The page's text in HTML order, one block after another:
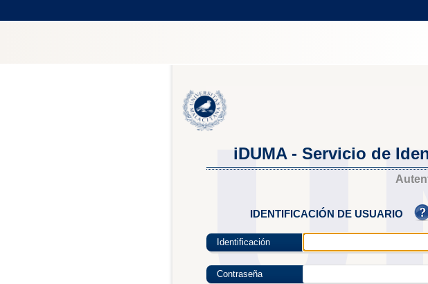
iDUMA - Servicio de
IDENTIFICACIÓN DE USUARIO
Identificación
Contraseña